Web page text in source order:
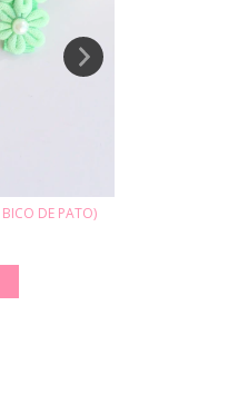
DE PATO)